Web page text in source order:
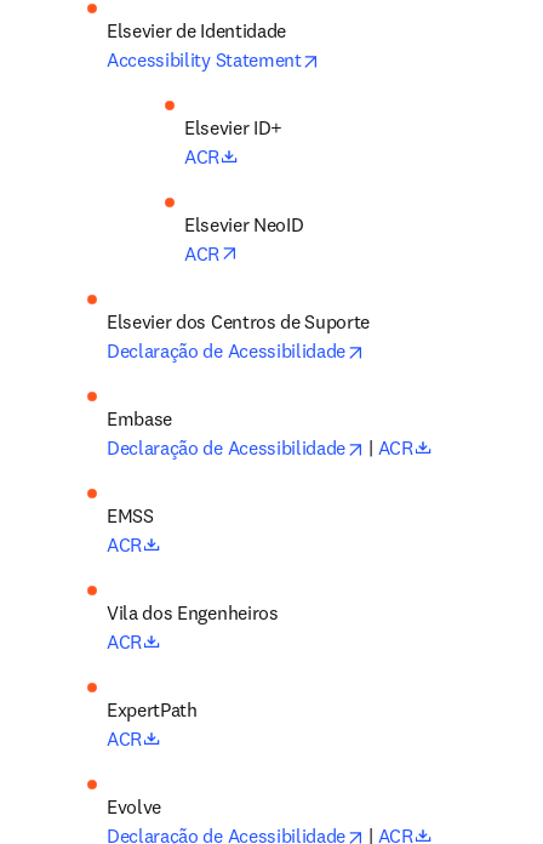
Elsevier de Identidade
Accessibility Statement
ACR
ACR
Elsevier dos Centros de Suporte
Declaração de Acessibilidade
Declaração de Acessibilidade
opens in new tab/
| ACR opens in
ACR
Vila dos Engenheiros
ACR
ACR
Declaração de Acessibilidade
opens in new tab/
| ACR opens in